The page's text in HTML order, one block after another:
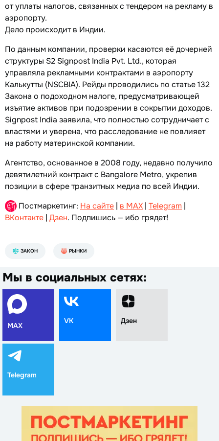
от уплаты налогов, связанных с тендером на рекламу в
аэропорту.
Дело происходит в Индии.
По данным компании, проверки касаются её дочерней
структуры S2 Signpost India Pvt. Ltd., которая
управляла рекламными контрактами в аэропорту
Калькутты (NSCBIA). Рейды проводились по статье 132
Закона о подоходном налоге, предусматривающей
изъятие активов при подозрении в сокрытии доходов.
Signpost India заявила, что полностью сотрудничает с
властями и уверена, что расследование не повлияет
на работу материнской компании.
Агентство, основанное в 2008 году, недавно получило
девятилетний контракт с Bangalore Metro, укрепив
позиции в сфере транзитных медиа по всей Индии.
Постмаркетинг: На сайте | в MAX | Telegram |
ВКонтакте | Дзен. Подпишись — ибо грядет!
ЗАКОН РЫНКИ
Мы в социальных сетях:
MAX
VK Дзен
Telegram